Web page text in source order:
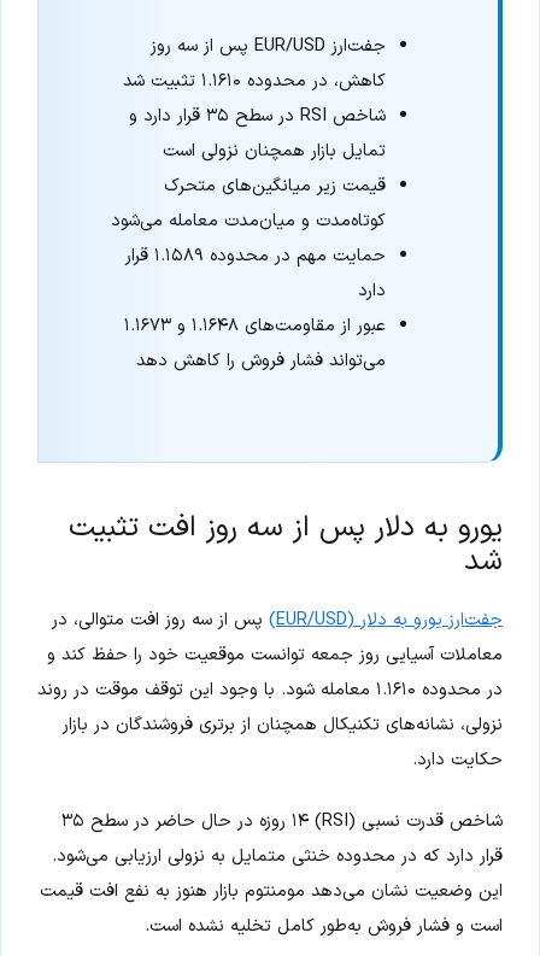
جفت‌ارز EUR/USD پس از سه روز
کاهش، در محدوده ۱.۱۶۱۰ تثبیت شد
شاخص RSI در سطح ۳۵ قرار دارد و
تمایل بازار همچنان نزولی است
قیمت زیر میانگین‌های متحرک
کوتاه‌مدت و میان‌مدت معامله می‌شود
حمایت مهم در محدوده ۱.۱۵۸۹ قرار
دارد
عبور از مقاومت‌های ۱.۱۶۴۸ و ۱.۱۶۷۳
می‌تواند فشار فروش را کاهش دهد
یورو به دلار پس از سه روز افت تثبیت
شد
جفت‌ارز یورو به دلار (EUR/USD)
پس از سه روز افت متوالی، در
معاملات آسیایی روز جمعه توانست موقعیت خود را حفظ کند و
در محدوده ۱.۱۶۱۰ معامله شود. با وجود این توقف موقت در روند
نزولی، نشانه‌های تکنیکال همچنان از برتری فروشندگان در بازار
حکایت دارد.
شاخص قدرت نسبی (RSI) ۱۴ روزه در حال حاضر در سطح ۳۵
قرار دارد که در محدوده خنثی متمایل به نزولی ارزیابی می‌شود.
این وضعیت نشان می‌دهد مومنتوم بازار هنوز به نفع افت قیمت
است و فشار فروش به‌طور کامل تخلیه نشده است.